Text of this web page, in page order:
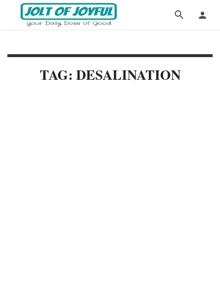
TAG: DESALINATION